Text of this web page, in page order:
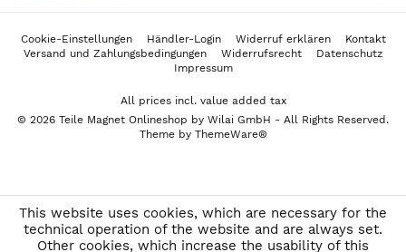
Cookie-Einstellungen Händler-Login Widerruf erklären
Kontakt
Versand und Zahlungsbedingungen
Widerrufsrecht
Datenschutz
Impressum
All prices incl. value added tax
© 2026 Teile Magnet Onlineshop by Wilai GmbH - All Rights Reserved.
Theme by ThemeWare®
This website uses cookies, which are necessary for the
technical operation of the website and are always set.
Other cookies, which increase the usability of this